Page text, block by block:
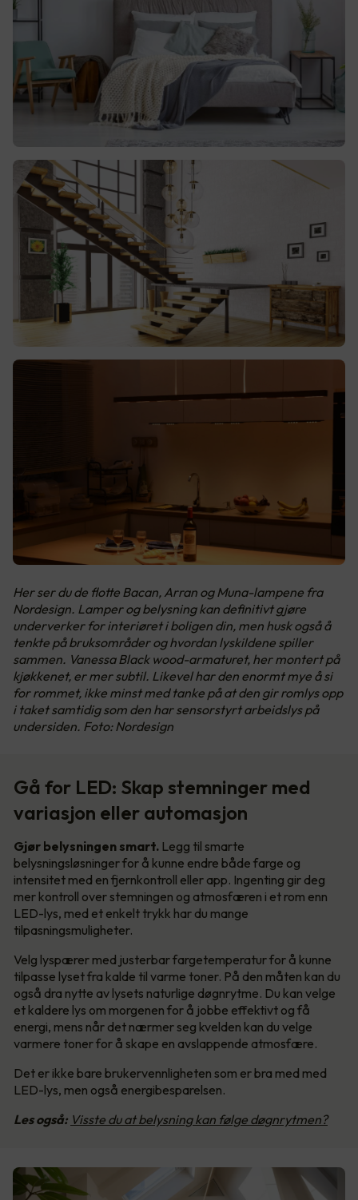
Her ser du de flotte Bacan, Arran og Muna-lampene fra
Nordesign. Lamper og belysning kan definitivt gjøre
underverker for interiøret i boligen din, men husk også å
tenkte på bruksområder og hvordan lyskildene spiller
sammen. Vanessa Black wood-armaturet, her montert på
kjøkkenet, er mer subtil. Likevel har den enormt mye å si
for rommet, ikke minst med tanke på at den gir romlys opp
i taket samtidig som den har sensorstyrt arbeidslys på
undersiden. Foto: Nordesign
Gå for LED: Skap stemninger med
variasjon eller automasjon
Gjør belysningen smart. Legg til smarte
belysningsløsninger for å kunne endre både farge og
intensitet med en fjernkontroll eller app. Ingenting gir deg
mer kontroll over stemningen og atmosfæren i et rom enn
LED-lys, med et enkelt trykk har du mange
tilpasningsmuligheter.
Velg lyspærer med justerbar fargetemperatur for å kunne
tilpasse lyset fra kalde til varme toner. På den måten kan du
også dra nytte av lysets naturlige døgnrytme. Du kan velge
et kaldere lys om morgenen for å jobbe effektivt og få
energi, mens når det nærmer seg kvelden kan du velge
varmere toner for å skape en avslappende atmosfære.
Det er ikke bare brukervennligheten som er bra med med
LED-lys, men også energibesparelsen.
Les også: Visste du at belysning kan følge døgnrytmen?